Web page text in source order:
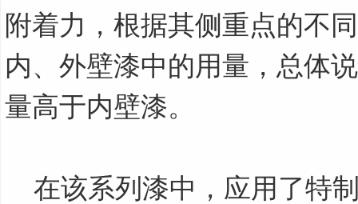
附着力，根据其侧重点的不
内、外壁漆中的用量，总体
量高于内壁漆。
在该系列漆中，应用了特